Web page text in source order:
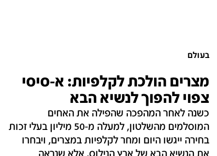
בעולם
מצרים הולכת לקלפיות: א-סיסי
צפוי להפוך לנשיא הבא
כשנה לאחר המהפכה שהפילה את האחים
המוסלמים מהשלטון, למעלה מ-50 מיליון בעלי זכות
בחירה ייגשו היום ומחר לקלפיות במצרים, ויבחרו